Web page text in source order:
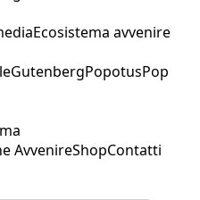
Ecosistema avvenire
GutenbergPopotusPop
AvvenireShopContatti